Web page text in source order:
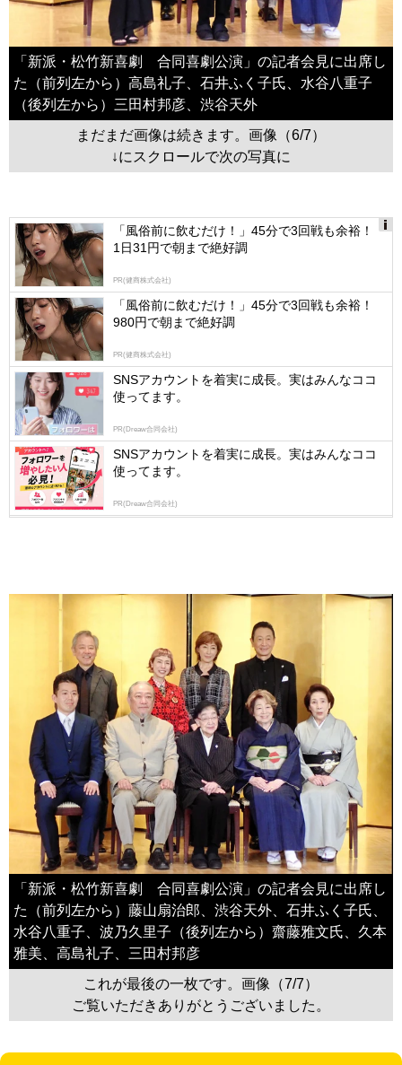
「新派・松竹新喜劇 合同喜劇公演」の記者会見に出席し
た（前列左から）高島礼子、石井ふく子氏、水谷八重子
（後列左から）三田村邦彦、渋谷天外
まだまだ画像は続きます。画像（6/7）
↓にスクロールで次の写真に
「風俗前に飲むだけ！」45分で3回戦も余裕！
1日31円で朝まで絶好調
PR(健商株式会社)
「風俗前に飲むだけ！」45分で3回戦も余裕！
980円で朝まで絶好調
PR(健商株式会社)
SNSアカウントを着実に成長。実はみんなココ
使ってます。
PR(Dreaw合同会社)
SNSアカウントを着実に成長。実はみんなココ
使ってます。
PR(Dreaw合同会社)
「新派・松竹新喜劇 合同喜劇公演」の記者会見に出席し
た（前列左から）藤山扇治郎、渋谷天外、石井ふく子氏、
水谷八重子、波乃久里子（後列左から）齋藤雅文氏、久本
雅美、高島礼子、三田村邦彦
これが最後の一枚です。画像（7/7）
ご覧いただきありがとうございました。